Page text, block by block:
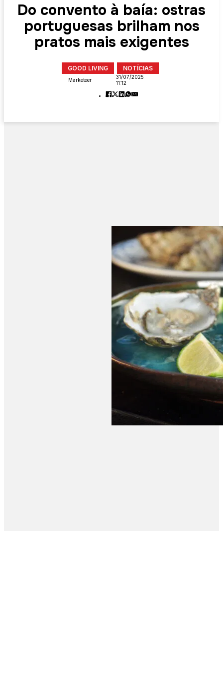
Do convento à baía: ostras
portuguesas brilham nos
pratos mais exigentes
GOOD LIVING NOTÍCIAS
Marketeer
31/07/2025
11:12